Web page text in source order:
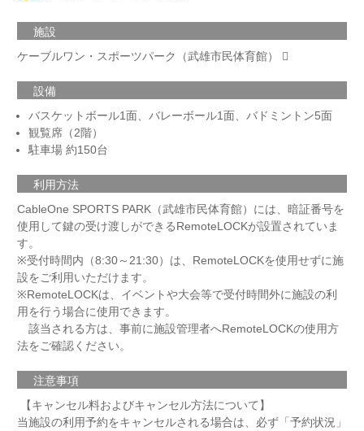
施設
ケーブルワン・スポーツパーク（武雄市民体育館）
設備
バスケットボール1面、バレーボール1面、バドミントン5面
観覧席（2階）
駐車場 約150台
利用方法
CableOne SPORTS PARK（武雄市民体育館）には、暗証番号を
使用して鍵の受け渡しができるRemoteLOCKが設置されていま
す。
※受付時間内（8:30～21:30）は、RemoteLOCKを使用せずに施
設をご利用いただけます。
※RemoteLOCKは、イベントや大会等で受付時間外に施設の利
用を行う場合に使用できます。
該当される方は、事前に施設管理者へRemoteLOCKの使用方
法をご確認ください。
注意事項
【キャンセル料およびキャンセル方法について】
当施設の利用予約をキャンセルされる場合は、必ず「予約状況」